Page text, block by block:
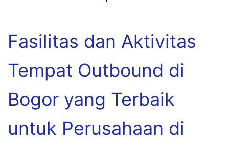
Fasilitas dan Aktivitas
Tempat Outbound di
Bogor yang Terbaik
untuk Perusahaan di